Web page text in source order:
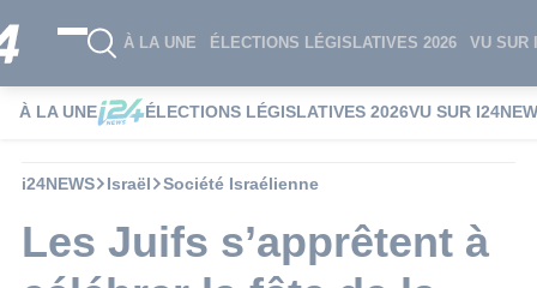
À LA UNE ÉLECTIONS LÉGISLATIVES 2026 VU SUR
À LA UNE ÉLECTIONS LÉGISLATIVES 2026VU SUR
i24NEWS Israël Société Israélienne
Les Juifs s’apprêtent à